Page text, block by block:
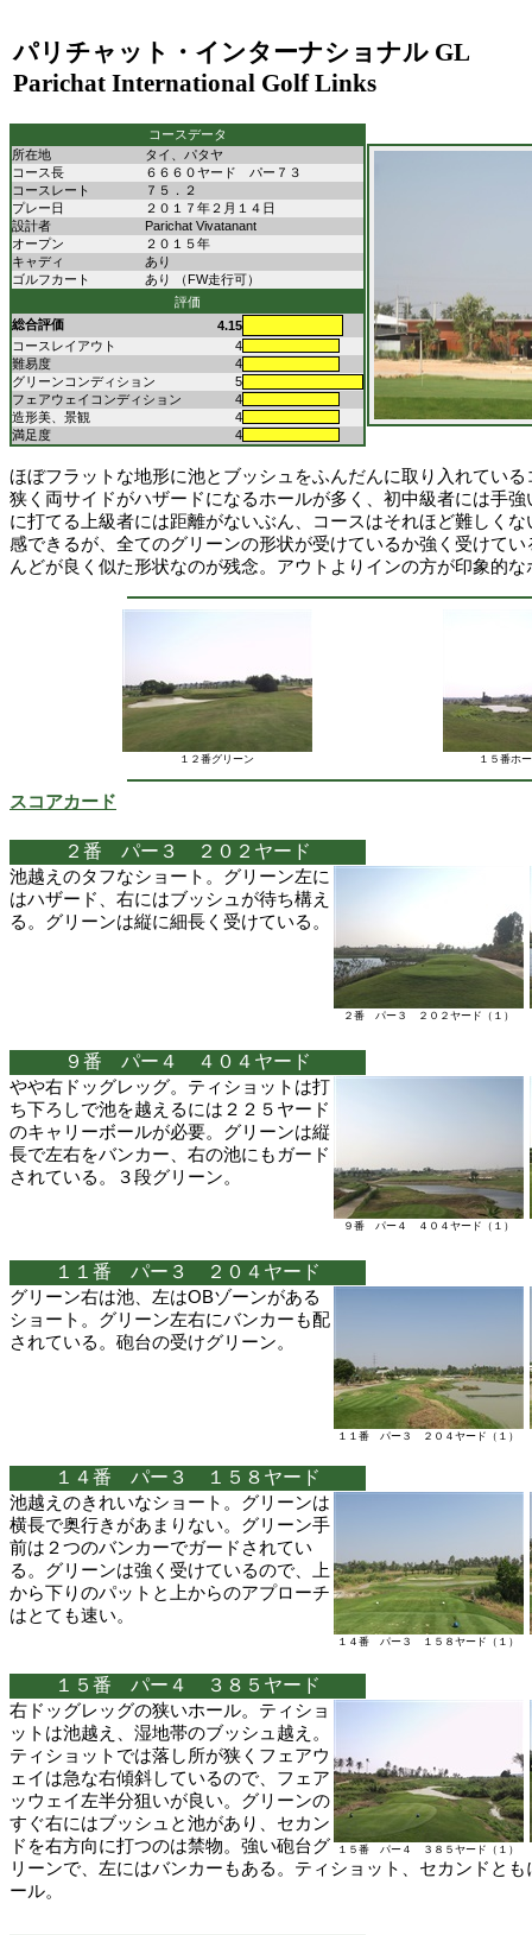
パリチャット・インターナショナル GL
Parichat International Golf Links
コースデータ
所在地
タイ、パタヤ
コース長
６６６０ヤード パー７３
コースレート
７５．２
プレー日
２０１７年２月１４日
設計者
Parichat Vivatanant
オープン
２０１５年
キャディ
あり
ゴルフカート
あり （FW走行可）
評価
総合評価
4.15
コースレイアウト
4
難易度
4
グリーンコンディション
5
フェアウェイコンディション
4
造形美、景観
4
満足度
4
ほぼフラットな地形に池とブッシュをふんだんに取り入れてい
狭く両サイドがハザードになるホールが多く、初中級者には手
に打てる上級者には距離がないぶん、コースはそれほど難しく
感できるが、全てのグリーンの形状が受けているか強く受けて
んどが良く似た形状なのが残念。アウトよりインの方が印象的
１２番グリーン １５番ホ
スコアカード
２番 パー３ ２０２ヤード
２番 パー３ ２０２ヤード（１）
池越えのタフなショート。グリーン左に
はハザード、右にはブッシュが待ち構え
る。グリーンは縦に細長く受けている。
９番 パー４ ４０４ヤード
９番 パー４ ４０４ヤード（１）
やや右ドッグレッグ。ティショットは打
ち下ろしで池を越えるには２２５ヤード
のキャリーボールが必要。グリーンは縦
長で左右をバンカー、右の池にもガード
されている。３段グリーン。
１１番 パー３ ２０４ヤード
１１番 パー３ ２０４ヤード（１）
グリーン右は池、左はOBゾーンがある
ショート。グリーン左右にバンカーも配
されている。砲台の受けグリーン。
１４番 パー３ １５８ヤード
１４番 パー３ １５８ヤード（１）
池越えのきれいなショート。グリーンは
横長で奥行きがあまりない。グリーン手
前は２つのバンカーでガードされてい
る。グリーンは強く受けているので、上
から下りのパットと上からのアプローチ
はとても速い。
１５番 パー４ ３８５ヤード
１５番 パー４ ３８５ヤード（１）
右ドッグレッグの狭いホール。ティショ
ットは池越え、湿地帯のブッシュ越え。
ティショットでは落し所が狭くフェアウ
ェイは急な右傾斜しているので、フェア
ッウェイ左半分狙いが良い。グリーンの
すぐ右にはブッシュと池があり、セカン
ドを右方向に打つのは禁物。強い砲台グ
リーンで、左にはバンカーもある。ティショット、セカンドと
ール。